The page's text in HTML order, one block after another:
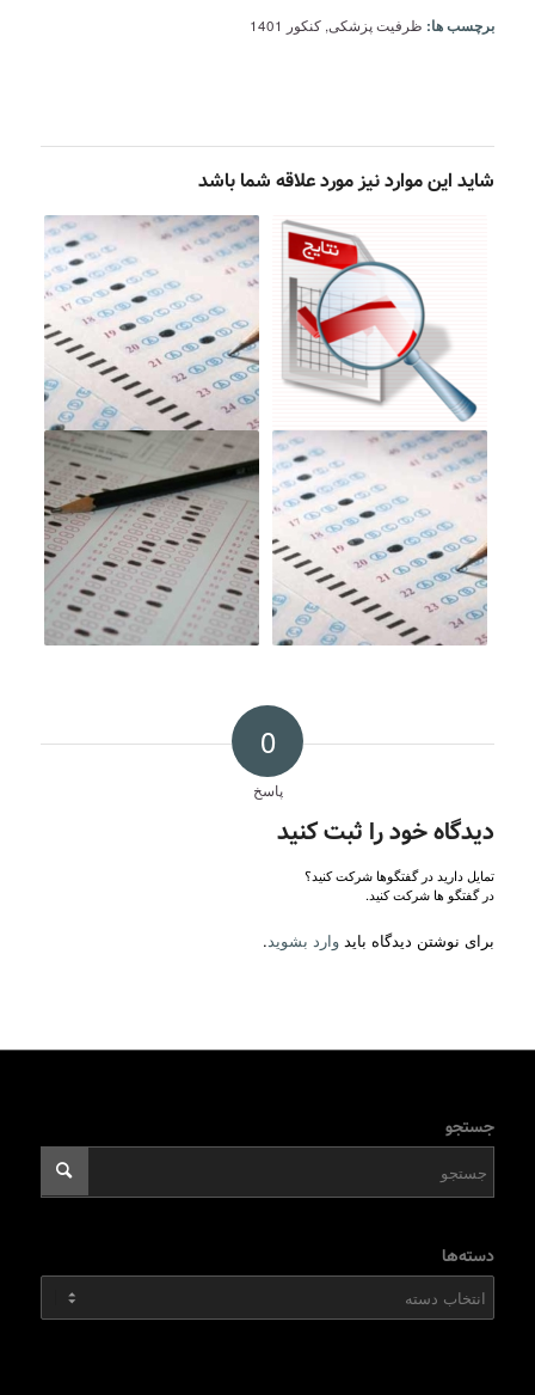
برچسب ها: ظرفیت پزشکی, کنکور 1401
شاید این موارد نیز مورد علاقه شما باشد
0
پاسخ
دیدگاه خود را ثبت کنید
تمایل دارید در گفتگوها شرکت کنید؟
در گفتگو ها شرکت کنید.
برای نوشتن دیدگاه باید وارد بشوید.
جستجو
دسته‌ها
دسته‌ها